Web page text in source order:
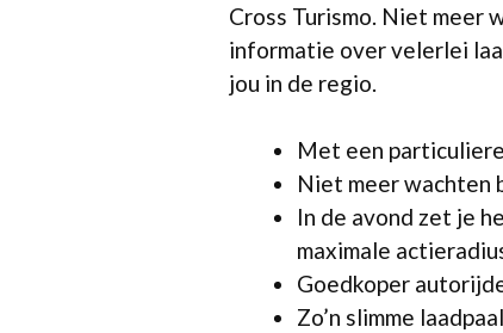
Cross Turismo. Niet meer
informatie over velerlei
jou in de regio.
Met een
Niet meer wachten
In de avond zet je
maximale
Goedkoper
Zo’n slimme